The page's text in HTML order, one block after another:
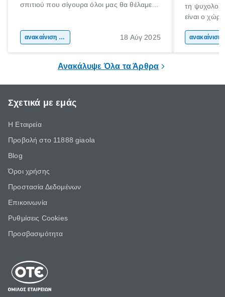
σπιτιού που σίγουρα όλοι μας θα θέλαμε
αναμφισβήτητα η “καρδιά” του σπιτιού.
ανακαίνιση σπιτιού 18 Αύγ 2025
τη
είναι ο
Επομένως,
Ανακάλυψε Όλα τα Άρθρα
Σχετικά με εμάς
Η Εταιρεία
Προβολή στο 11888 giaola
Blog
Όροι χρήσης
Προστασία Δεδομένων
Επικοινωνία
Ρυθμίσεις Cookies
Προσβασιμότητα